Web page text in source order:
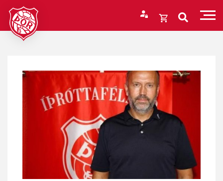
Fara
efni
Opna
Karfan er tóm.